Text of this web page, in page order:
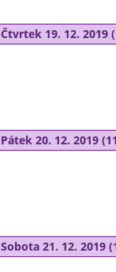
Čtvrtek 19. 12. 2019
Pátek 20. 12. 2019
Sobota 21. 12. 2019